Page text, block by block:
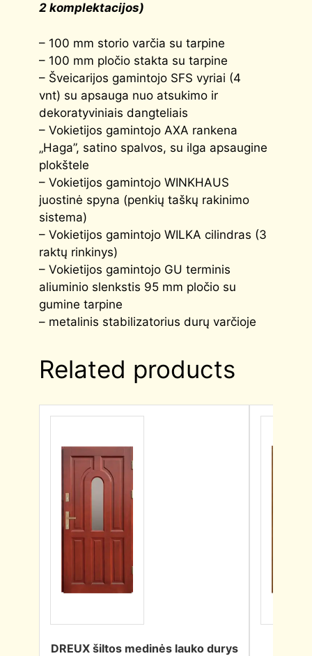
2 komplektacijos)
– 100 mm storio varčia su tarpine
– 100 mm pločio stakta su tarpine
– Šveicarijos gamintojo SFS vyriai (4
vnt) su apsauga nuo atsukimo ir
dekoratyviniais dangteliais
– Vokietijos gamintojo AXA rankena
„Haga”, satino spalvos, su ilga apsaugine
plokštele
– Vokietijos gamintojo WINKHAUS
juostinė spyna (penkių taškų rakinimo
sistema)
– Vokietijos gamintojo WILKA cilindras (3
raktų rinkinys)
– Vokietijos gamintojo GU terminis
aliuminio slenkstis 95 mm pločio su
gumine tarpine
– metalinis stabilizatorius durų varčioje
Related products
DREUX šiltos medinės lauko durys